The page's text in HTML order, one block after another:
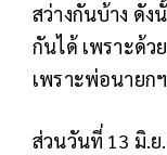
สว่างกันบ้าง ดัง
กันได้ เพราะด้
เพราะพ่อนายกฯ
ส่วนวันที่ 13 มิ.